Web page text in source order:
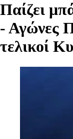
Παίζει
- Αγώνες
τελικοί